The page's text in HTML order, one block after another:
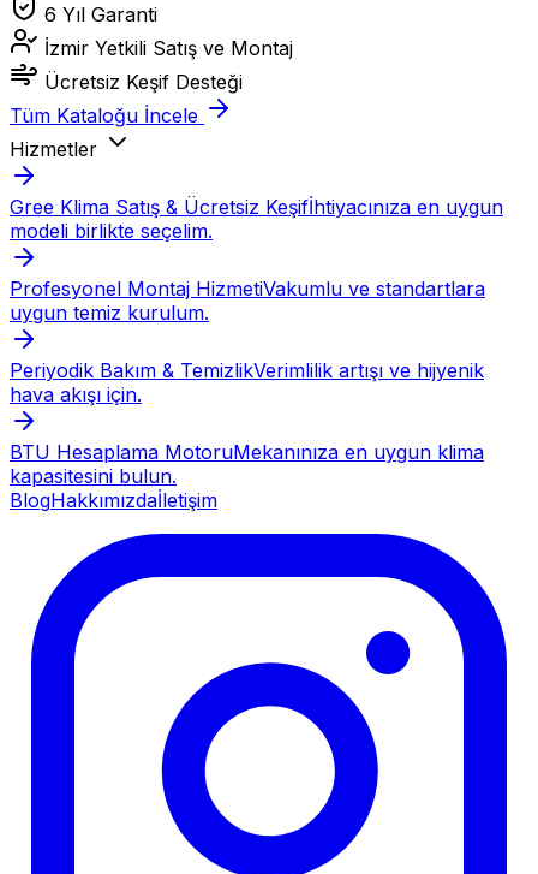
6 Yıl Garanti
İzmir Yetkili Satış ve Montaj
Ücretsiz Keşif Desteği
Tüm Kataloğu İncele
Hizmetler
Gree Klima Satış & Ücretsiz Keşifİhtiyacınıza en uygun
modeli birlikte seçelim.
Profesyonel Montaj HizmetiVakumlu ve standartlara
uygun temiz kurulum.
Periyodik Bakım & TemizlikVerimlilik artışı ve hijyenik
hava akışı için.
BTU Hesaplama MotoruMekanınıza en uygun klima
kapasitesini bulun.
BlogHakkımızdaİletişim